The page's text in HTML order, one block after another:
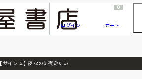
『ONE PIECE magazine 021 ONE PIECEカード付き同梱版』発売延期のご案内
ログイン
0
カート
【サイン本】夜なのに夜みたい